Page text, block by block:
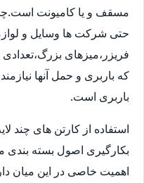
مسقف و یا کامیونت
حتی شرکت ها وسایل و
فریزر،میزهای
که باربری و حمل آنها
باربری است.
استفاده از کارتن های چند
بکارگیری اصول بسته بندی
اهمیت خاصی در این میان